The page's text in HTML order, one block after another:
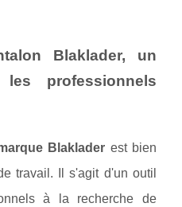
Blaklader, un
professionnels
Blaklader est bien
travail. Il s'agit d'un outil
à la recherche de